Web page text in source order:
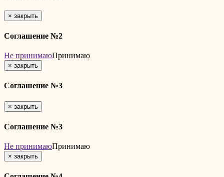
× закрыть
Соглашение №2
Не принимаюПринимаю
× закрыть
Соглашение №3
× закрыть
Соглашение №3
Не принимаюПринимаю
× закрыть